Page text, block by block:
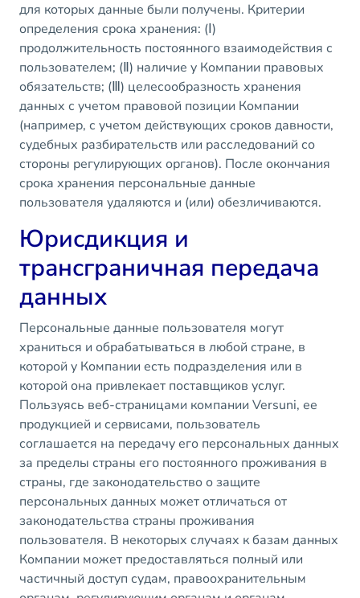
для которых данные были получены. Критерии
определения срока хранения: (Ⅰ)
продолжительность постоянного взаимодействия с
пользователем; (Ⅱ) наличие у Компании правовых
обязательств; (Ⅲ) целесообразность хранения
данных с учетом правовой позиции Компании
(например, с учетом действующих сроков давности,
судебных разбирательств или расследований со
стороны регулирующих органов). После окончания
срока хранения персональные данные
пользователя удаляются и (или) обезличиваются.
Юрисдикция и
трансграничная передача
данных
Персональные данные пользователя могут
храниться и обрабатываться в любой стране, в
которой у Компании есть подразделения или в
которой она привлекает поставщиков услуг.
Пользуясь веб-страницами компании Versuni, ее
продукцией и сервисами, пользователь
соглашается на передачу его персональных данных
за пределы страны его постоянного проживания в
страны, где законодательство о защите
персональных данных может отличаться от
законодательства страны проживания
пользователя. В некоторых случаях к базам данных
Компании может предоставляться полный или
частичный доступ судам, правоохранительным